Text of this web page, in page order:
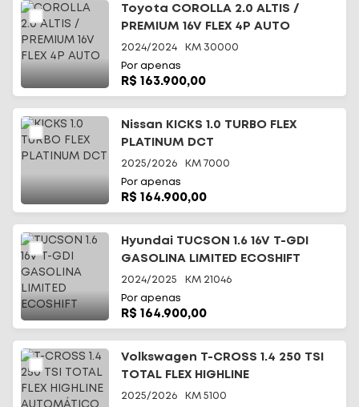
Toyota COROLLA 2.0 ALTIS /
PREMIUM 16V FLEX 4P AUTO
2024/2024 KM 30000
Por apenas
R$ 163.900,00
Nissan KICKS 1.0 TURBO FLEX
PLATINUM DCT
2025/2026 KM 7000
Por apenas
R$ 164.900,00
Hyundai TUCSON 1.6 16V T-GDI
GASOLINA LIMITED ECOSHIFT
2024/2025 KM 21046
Por apenas
R$ 164.900,00
Volkswagen T-CROSS 1.4 250 TSI
TOTAL FLEX HIGHLINE
AUTOMÁTICO
2025/2026 KM 5100